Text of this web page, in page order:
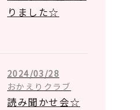
りました☆
2024/03/28
おかえりクラブ
読み聞かせ会☆